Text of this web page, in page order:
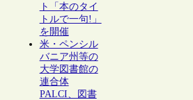
ト「本のタイ
トルで一句!」
を開催
米・ペンシル
バニア州等の
大学図書館の
連合体
PALCI、図書